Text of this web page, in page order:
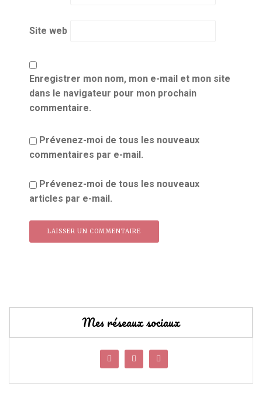
Site web
Enregistrer mon nom, mon e-mail et mon site
dans le navigateur pour mon prochain
commentaire.
Prévenez-moi de tous les nouveaux
commentaires par e-mail.
Prévenez-moi de tous les nouveaux
articles par e-mail.
Mes réseaux sociaux